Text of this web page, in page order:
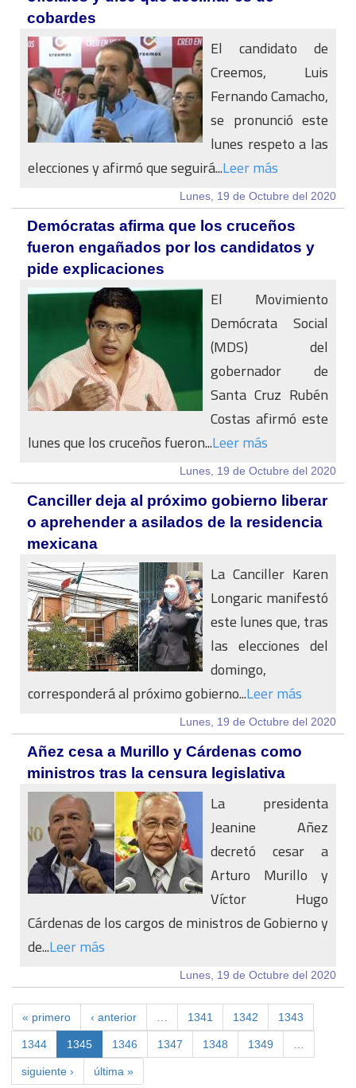
cobardes
El candidato de
Creemos, Luis
Fernando Camacho,
se pronunció este
lunes respeto a las
elecciones y afirmó que seguirá...Leer más
Lunes, 19 de Octubre del 2020
Demócratas afirma que los cruceños
fueron engañados por los candidatos y
pide explicaciones
El Movimiento
Demócrata Social
(MDS) del
gobernador de
Santa Cruz Rubén
Costas afirmó este
lunes que los cruceños fueron...Leer más
Lunes, 19 de Octubre del 2020
Canciller deja al próximo gobierno liberar
o aprehender a asilados de la residencia
mexicana
La Canciller Karen
Longaric manifestó
este lunes que, tras
las elecciones del
domingo,
corresponderá al próximo gobierno...Leer más
Lunes, 19 de Octubre del 2020
Añez cesa a Murillo y Cárdenas como
ministros tras la censura legislativa
La presidenta
Jeanine Añez
decretó cesar a
Arturo Murillo y
Víctor Hugo
Cárdenas de los cargos de ministros de Gobierno y
de...Leer más
Lunes, 19 de Octubre del 2020
« primero ‹ anterior 1341 1342 1343
1344 1345 1346 1347 1348 1349
siguiente › última »